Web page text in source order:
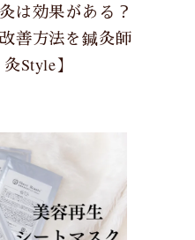
は効果がある？
善方法を鍼灸師
Style】